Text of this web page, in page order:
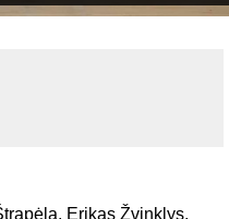
Erikas Žvinklys,